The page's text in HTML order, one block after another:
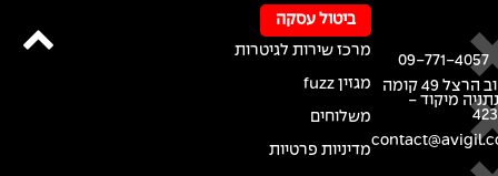
רחוב הרצל 49 קומה
מיקוד -
09-771-4057
ביטול עסקה
מרכז שירות לגיטרות
מגזין fuzz
משלוחים
מדיניות פרטיות